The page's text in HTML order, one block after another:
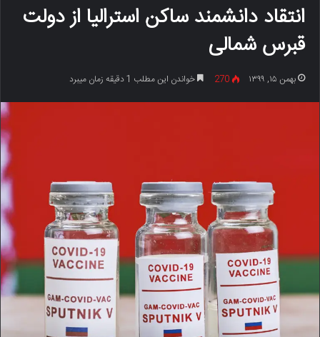
انتقاد دانشمند ساکن استرالیا از دولت
قبرس شمالی
بهمن ۱۵, ۱۳۹۹ 270 خواندن این مطلب 1 دقیقه زمان میبرد